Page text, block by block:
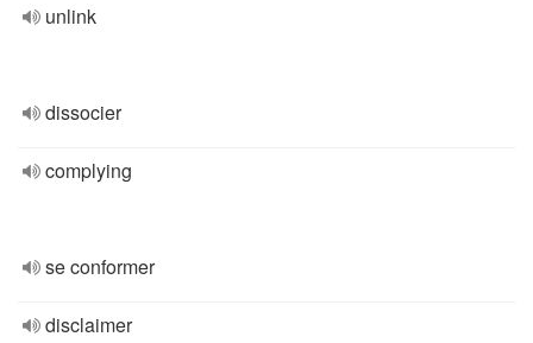
unlink
dissocier
complying
se conformer
disclaimer